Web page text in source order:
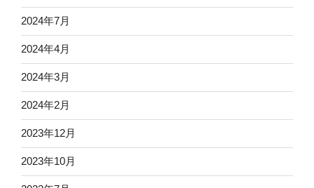
2024年7月
2024年4月
2024年3月
2024年2月
2023年12月
2023年10月